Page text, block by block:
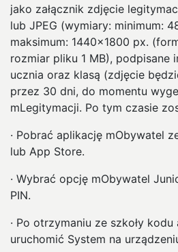
jako załącznik zdjęcie
lub JPEG (wymiary: minimum:
maksimum: 1440×1800 px.
rozmiar pliku 1 MB), podpisane
ucznia oraz klasą (zdjęcie
przez 30 dni, do momentu
mLegitymacji. Po tym czasie
· Pobrać aplikację mObywatel
lub App Store.
· Wybrać opcję mObywatel
PIN.
· Po otrzymaniu ze szkoły
uruchomić System na